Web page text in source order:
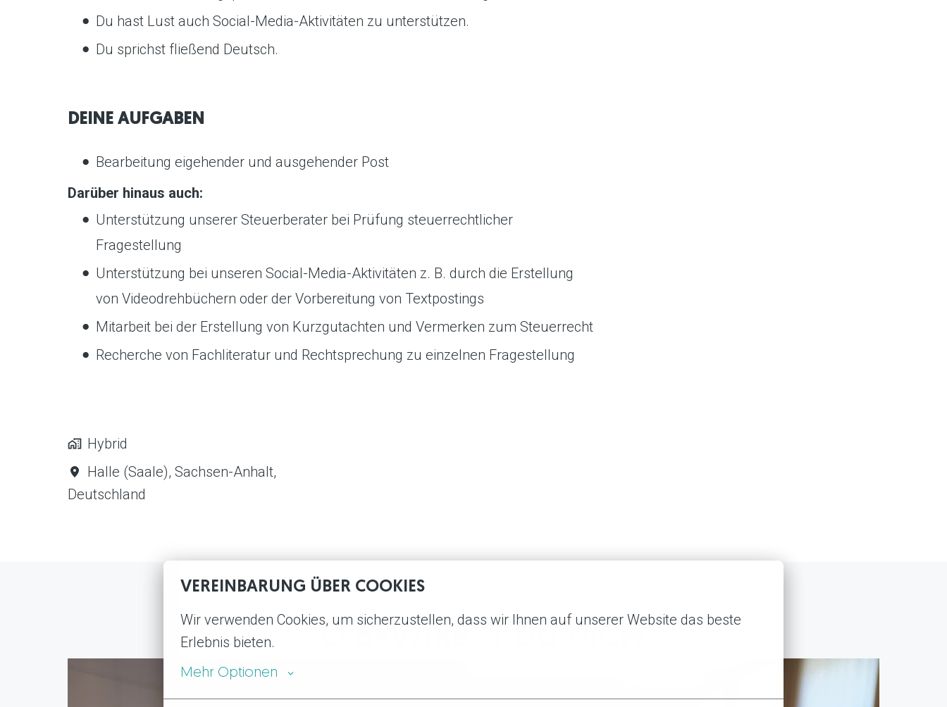
VEREINBARUNG ÜBER COOKIES
Wir verwenden Cookies, um sicherzustellen, dass wir Ihnen auf unserer Website das beste
Erlebnis bieten.
Mehr Optionen
Du hast Lust auch Social-Media-Aktivitäten zu unterstützen.
Du sprichst fließend Deutsch.
DEINE AUFGABEN
Bearbeitung eigehender und ausgehender Post
Darüber hinaus auch:
Unterstützung unserer Steuerberater bei Prüfung steuerrechtlicher
Fragestellung
Unterstützung bei unseren Social-Media-Aktivitäten z. B. durch die Erstellung
von Videodrehbüchern oder der Vorbereitung von Textpostings
Mitarbeit bei der Erstellung von Kurzgutachten und Vermerken zum Steuerrecht
Recherche von Fachliteratur und Rechtsprechung zu einzelnen Fragestellung
Hybrid
Halle (Saale), Sachsen-Anhalt,
Deutschland
SO BEWIRBST DU DICH